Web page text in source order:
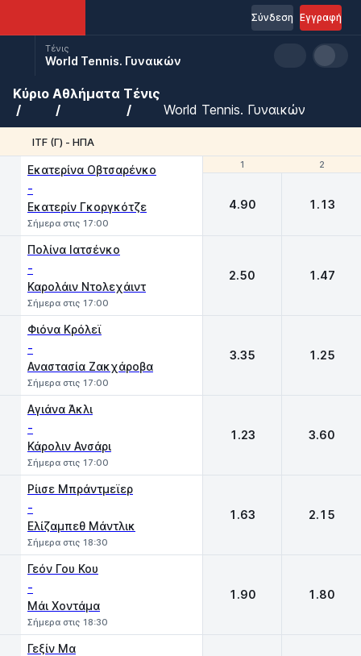
Εγγραφή
Σύνδεση
Τένις
World Tennis. Γυναικών
Κύριο Αθλήματα Τένις
World Tennis. Γυναικών
ITF (Γ) - ΗΠΑ
1 2
Εκατερίνα Οβτσαρένκο
-
Εκατερίν Γκοργκότζε
Σήμερα στις 17:00
1 2
4.90 1.13
Πολίνα Ιατσένκο
-
Καρολάιν Ντολεχάιντ
Σήμερα στις 17:00
2.50 1.47
Φιόνα Κρόλεϊ
-
Αναστασία Ζακχάροβα
Σήμερα στις 17:00
3.35 1.25
Αγιάνα Άκλι
-
Κάρολιν Ανσάρι
Σήμερα στις 17:00
1.23 3.60
Ρίισε Μπράντμεϊερ
-
Ελίζαμπεθ Μάντλικ
Σήμερα στις 18:30
1.63 2.15
Γεόν Γου Κου
-
Μάι Χοντάμα
Σήμερα στις 18:30
1.90 1.80
Γεξίν Μα